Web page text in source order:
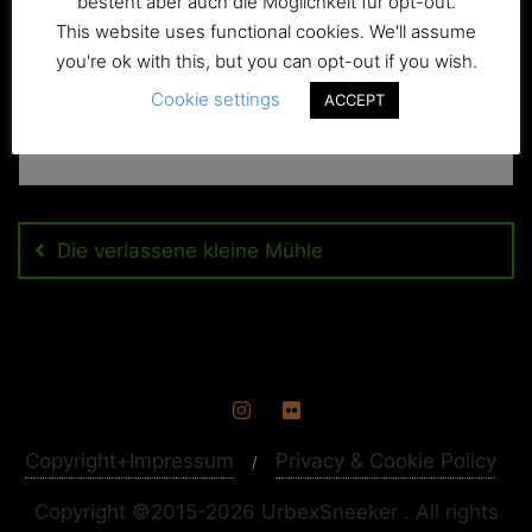
Die verlassene kleine Mühle
Copyright+Impressum Privacy & Cookie Policy
Copyright ©2015-2026 UrbexSneeker . All rights
This website uses functional cookies. We'll assume
you're ok with this, but you can opt-out if you wish.
Cookie settings
ACCEPT